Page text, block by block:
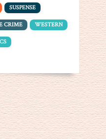
SUSPENSE
CRIME WESTERN